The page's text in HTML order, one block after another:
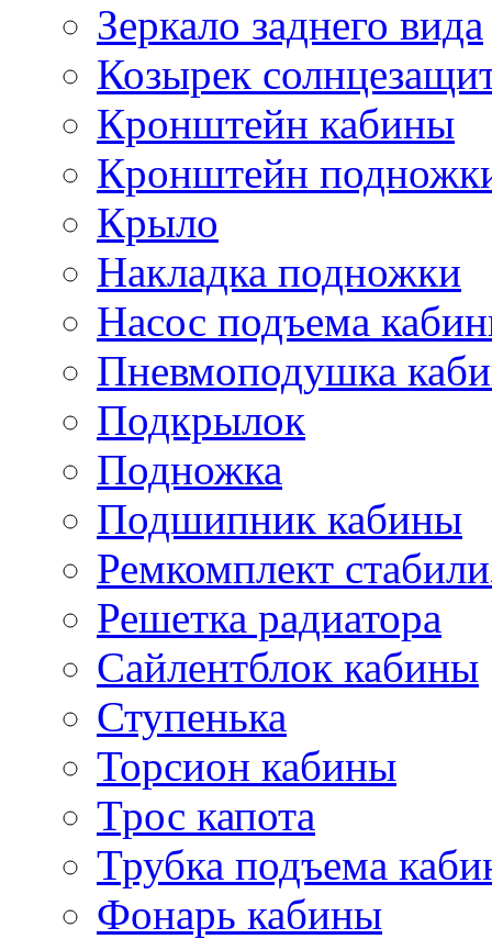
Зеркало заднего вида
Козырек
Кронштейн кабины
Кронштейн
Крыло
Накладка подножки
Насос подъема
Пневмоподушка
Подкрылок
Подножка
Подшипник кабины
Ремкомплект
Решетка радиатора
Сайлентблок кабины
Ступенька
Торсион кабины
Трос капота
Трубка подъема
Фонарь кабины